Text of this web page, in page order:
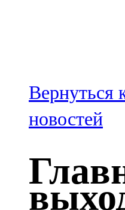
100,3 FM
Зәй
106,6 FM
Кадыбаш
105,2 FM
Вернуться
новостей